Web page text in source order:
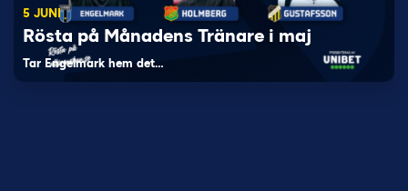
5 JUNI
Rösta på Månadens Tränare i maj
Tar Engelmark hem det…